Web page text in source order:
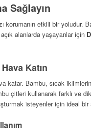
Sağlayın
korumanın etkili bir yoludur.
alanlarda yaşayanlar için
Katın
katar. Bambu, sıcak
çitleri kullanarak farklı ve
isteyenler için ideal bir